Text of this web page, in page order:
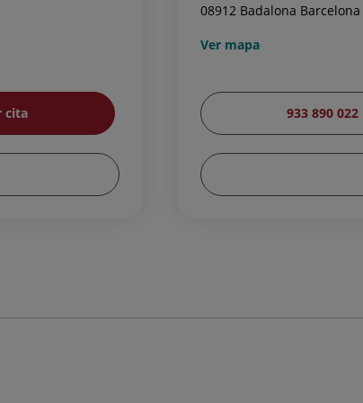
cita
08912 Badalona Barcelona
Ver mapa
933 890 022